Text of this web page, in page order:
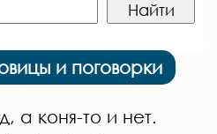
и поговорки
а коня-то и нет.